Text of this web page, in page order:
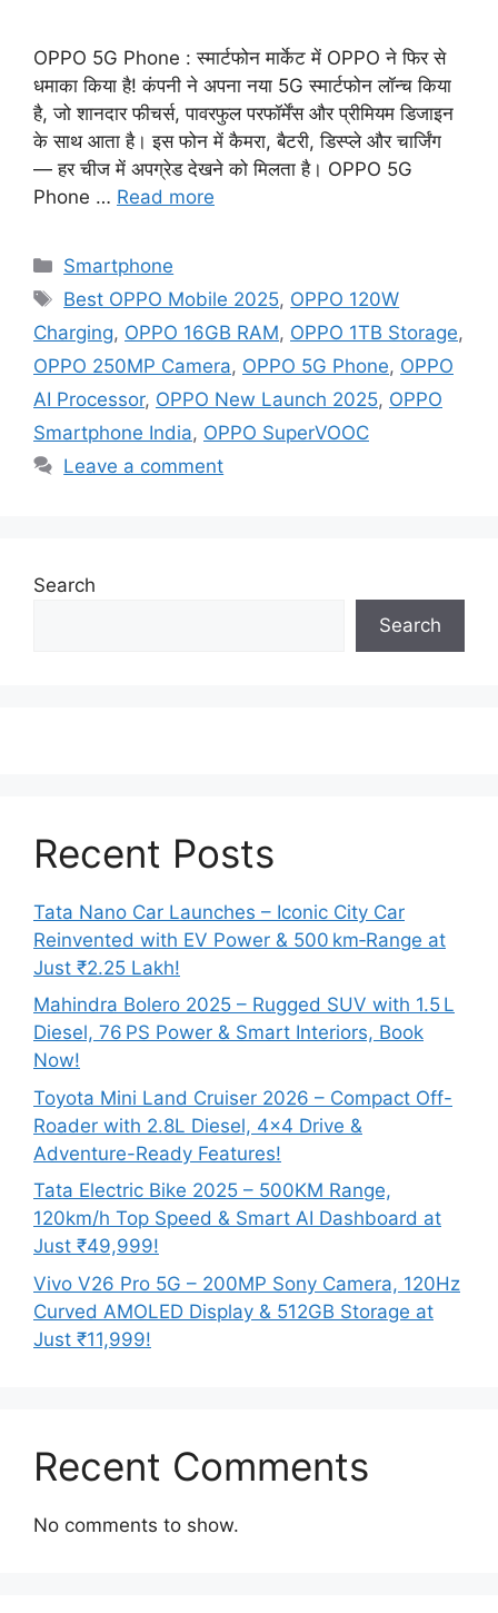
OPPO 5G Phone : स्मार्टफोन मार्केट में OPPO ने फिर से
धमाका किया है! कंपनी ने अपना नया 5G स्मार्टफोन लॉन्च किया
है, जो शानदार फीचर्स, पावरफुल परफॉर्मेंस और प्रीमियम डिजाइन
के साथ आता है। इस फोन में कैमरा, बैटरी, डिस्प्ले और चार्जिंग
— हर चीज में अपग्रेड देखने को मिलता है। OPPO 5G
Phone … Read more
Categories
Smartphone
Tags
Best OPPO Mobile 2025, OPPO 120W
Charging, OPPO 16GB RAM, OPPO 1TB Storage,
OPPO 250MP Camera, OPPO 5G Phone, OPPO
AI Processor, OPPO New Launch 2025, OPPO
Smartphone India, OPPO SuperVOOC
Leave a comment
Search
Search
Recent Posts
Tata Nano Car Launches – Iconic City Car
Reinvented with EV Power & 500 km‑Range at
Just ₹2.25 Lakh!
Mahindra Bolero 2025 – Rugged SUV with 1.5 L
Diesel, 76 PS Power & Smart Interiors, Book
Now!
Toyota Mini Land Cruiser 2026 – Compact Off-
Roader with 2.8L Diesel, 4×4 Drive &
Adventure-Ready Features!
Tata Electric Bike 2025 – 500KM Range,
120km/h Top Speed & Smart AI Dashboard at
Just ₹49,999!
Vivo V26 Pro 5G – 200MP Sony Camera, 120Hz
Curved AMOLED Display & 512GB Storage at
Just ₹11,999!
Recent Comments
No comments to show.